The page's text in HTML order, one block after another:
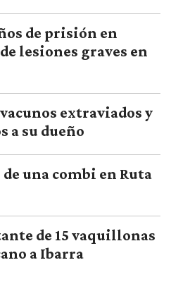
de prisión en
lesiones graves en
extraviados y
a su dueño
una combi en Ruta
de 15 vaquillonas
a Ibarra